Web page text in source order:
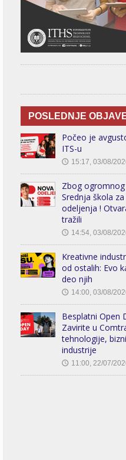
POSLEDNJE
Počeo je
ITS-u
🕔 15:17, 03/08/
Zbog
Srednja škola
odeljenja !
tražili
🕔 14:54, 03/08/
Kreativne
od ostalih: Evo
deo njih
🕔 14:00, 03/08/
Besplatni Open
Zavirite u
tehnologije,
industrije
🕔 11:00, 22/07/